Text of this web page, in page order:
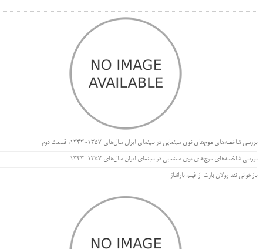
بررسی شاخصه‌های موج‌های نوی سینمایی در سینمای ایران سال‌های 1357-1343، قسمت دوم
بررسی شاخصه‌های موج‌های نوی سینمایی در سینمای ایران سال‌های 1357-1343
بازخوانی نقد رولان بارت از فیلم بارانداز